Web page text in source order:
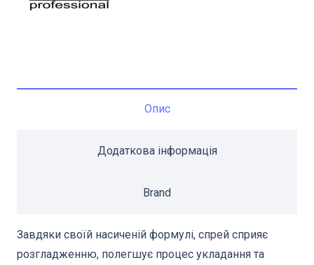
Lami
кількість
Опис
Додаткова інформація
Brand
Завдяки своїй насиченій формулі, спрей сприяє
розгладженню, полегшує процес укладання та